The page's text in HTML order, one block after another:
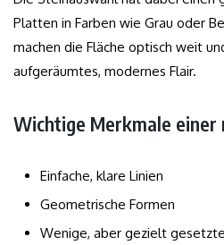
Platten in Farben wie Grau oder
machen die Fläche optisch weit
aufgeräumtes, modernes Flair.
Wichtige Merkmale einer
Einfache, klare Linien
Geometrische Formen
Wenige, aber gezielt